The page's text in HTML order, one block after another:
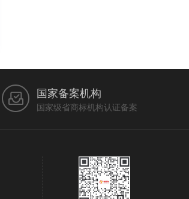
国家备案机构
国家级省商标机构认证备案